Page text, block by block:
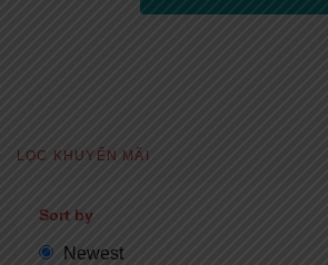
LỌC KHUYẾN MÃI
Sort by
Newest